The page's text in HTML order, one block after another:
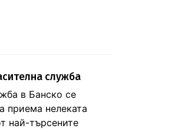
служба
в Банско се
приема нелеката
най-търсените